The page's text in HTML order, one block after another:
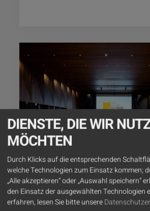
NOBIS
Veranstaltungszentrum und
DIENSTE, DIE WIR
MÖCHTEN
Durch Klicks auf die entsprechenden
welche Technologien zum Einsatz kommen;
„Alle akzeptieren“ oder „Auswahl speichern“
den Einsatz der ausgewählten Technologien
erfahren, lesen Sie bitte unsere